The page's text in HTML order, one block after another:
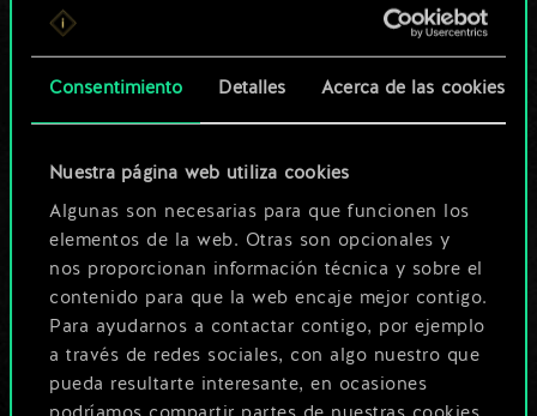
Consentimiento Detalles Acerca de las cookies
Nuestra página web utiliza cookies
Algunas son necesarias para que funcionen los
elementos de la web. Otras son opcionales y
nos proporcionan información técnica y sobre el
contenido para que la web encaje mejor contigo.
Para ayudarnos a contactar contigo, por ejemplo
a través de redes sociales, con algo nuestro que
pueda resultarte interesante, en ocasiones
Por ahora, solo es
un conjunto de
cartas compartido.
¡Pero puede llegar a
ser mucho más!
Poner nombre a esta baraja y crear
una guía